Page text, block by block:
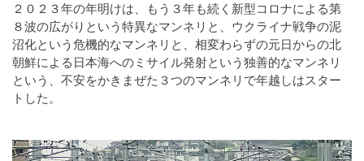
２０２３年の年明けは、もう３年も続く新型コロナによる第
８波の広がりという特異なマンネリと、ウクライナ戦争の泥
沼化という危機的なマンネリと、相変わらずの元日からの北
朝鮮による日本海へのミサイル発射という独善的なマンネリ
という、不安をかきまぜた３つのマンネリで年越しはスター
トした。